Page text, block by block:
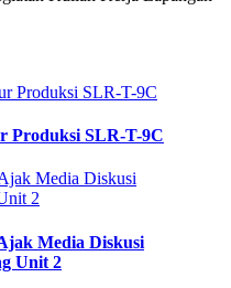
Produksi SLR-T-9C
Media Diskusi
Unit 2